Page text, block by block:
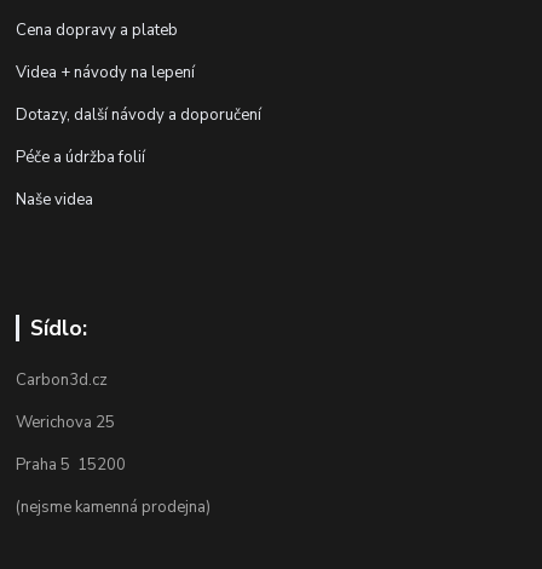
Cena dopravy a plateb
Videa + návody na lepení
Dotazy, další návody a doporučení
Péče a údržba folií
Naše videa
Sídlo:
Carbon3d.cz
Werichova 25
Praha 5 15200
(nejsme kamenná prodejna)